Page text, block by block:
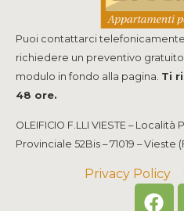
Puoi contattarci
richiedere un preventivo
modulo in fondo alla pagina. Ti
48 ore.
OLEIFICIO F.LLI VIESTE –
Provinciale 52Bis – 71019 – Vieste
Privacy Policy